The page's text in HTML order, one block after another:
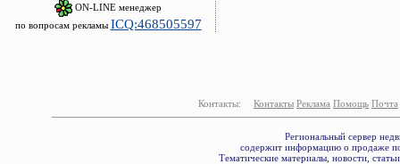
ON-LINE менеджер
по вопросам рекламы ICQ:468505597
Контакты: Контакты Реклама Помощь Почта
Региональный сервер
содержит информацию о продаже
Тематические материалы, новости,